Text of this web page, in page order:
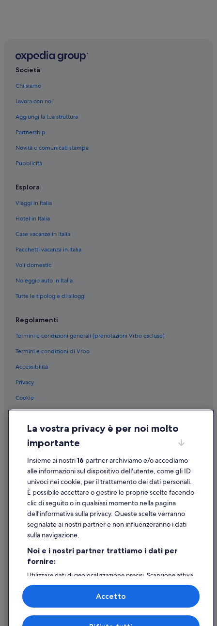
Società
Chi siamo
Lavora con noi
Aggiungi la tua struttura
Partnership
Novità e comunicati stampa
Pubblicità
Esplora
Viaggi in Italia
Hotel in Italia
Case vacanze in Italia
Pacchetti vacanza in Italia
Voli domestici
Noleggio auto in Italia
Tutte le tipologie di alloggi
Regolamenti
Termini e condizioni generali (prenotazioni Vrbo escluse)
Termini e condizioni di Vrbo
Accessibilità
Privacy
Cookie
Informazioni legali/Contatti
Linee guida sui contenuti e segnalazione dei contenuti
Supporto
Assistenza clienti
Contattaci
Come cancellare un volo
Come modificare la prenotazione di un hotel o una casa vacanze
Utilizzare un coupon Expedia
Documenti per i viaggi internazionali
La vostra privacy è per noi molto
importante
Insieme ai nostri16 partner archiviamo e/o accediamo
alle informazioni sul dispositivo dell'utente, come gli ID
univoci nei cookie, per il trattamento dei dati personali.
È possibile accettare o gestire le proprie scelte facendo
clic di seguito o in qualsiasi momento nella pagina
dell'informativa sulla privacy. Queste scelte verranno
segnalate ai nostri partner e non influenzeranno i dati
sulla navigazione.
Noi e i nostri partner trattiamo i dati per
fornire:
Utilizzare dati di geolocalizzazione precisi. Scansione attiva
delle caratteristiche del dispositivo ai fini
dell’identificazione. Archiviare informazioni su dispositivo
e/o accedervi. Pubblicità e contenuti personalizzati,
misurazione delle prestazioni dei contenuti e degli
annunci, ricerche sul pubblico, sviluppo di servizi.
Accetto